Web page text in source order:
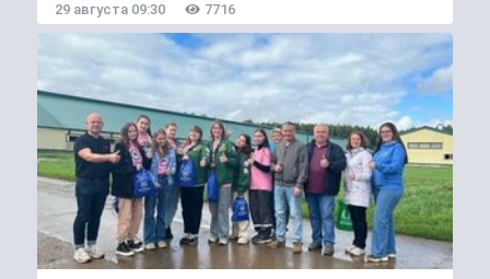
29 августа 09:30 7716